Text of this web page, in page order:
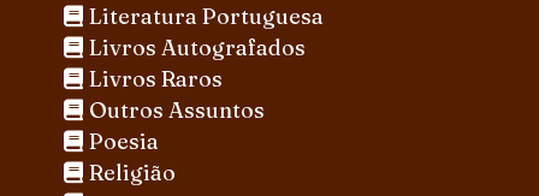
Literatura Portuguesa
Livros Autografados
Livros Raros
Outros Assuntos
Poesia
Religião